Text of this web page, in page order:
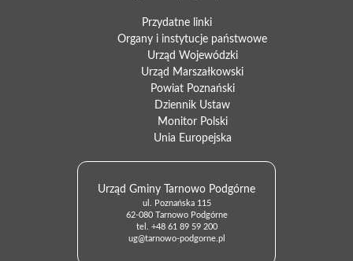
Przydatne linki
Organy i instytucje państwowe
Urząd Wojewódzki
Urząd Marszałkowski
Powiat Poznański
Dziennik Ustaw
Monitor Polski
Unia Europejska
Urząd Gminy Tarnowo Podgórne
ul. Poznańska 115
62-080 Tarnowo Podgórne
tel. +48 61 89 59 200
ug@tarnowo-podgorne.pl